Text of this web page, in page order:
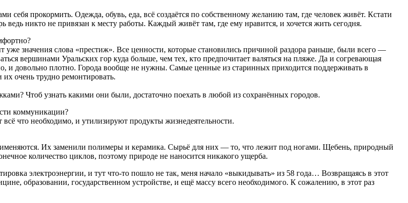
прокормить. Одежда, обувь, еда, всё создаётся по собственному желанию там, где человек живёт. Кстати
никто не привязан к месту работы. Каждый живёт там, где ему нравится, и хочется жить сегодня.
значения слова «престиж». Все ценности, которые становились причиной раздора раньше, были всего —
вершинами Уральских гор куда больше, чем тех, кто предпочитает валяться на пляже. Да и согревающая
и довольно плотно. Города вообще не нужны. Самые ценные из старинных приходится поддерживать в
очень трудно ремонтировать.
Чтоб узнать какими они были, достаточно поехать в любой из сохранённых городов.
коммуникации?
что необходимо, и утилизируют продукты жизнедеятельности.
Их заменили полимеры и керамика. Сырьё для них — то, что лежит под ногами. Щебень, природный
количество циклов, поэтому природе не наносится никакого ущерба.
электроэнергии, и тут что-то пошло не так, меня начало «выкидывать» из 58 года… Возвращаясь в этот
образовании, государственном устройстве, и ещё массу всего необходимого. К сожалению, в этот раз